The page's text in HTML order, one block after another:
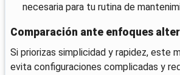
necesaria para tu rutina de
Comparación ante enfoques
Si priorizas simplicidad y rapidez, este
evita configuraciones complicadas y